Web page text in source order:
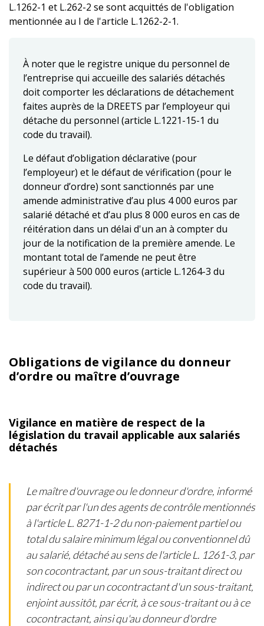
L.1262-1 et L.262-2 se sont acquittés de l'obligation
mentionnée au I de l'article L.1262-2-1.
À noter que le registre unique du personnel de
l’entreprise qui accueille des salariés détachés
doit comporter les déclarations de détachement
faites auprès de la DREETS par l’employeur qui
détache du personnel (article L.1221-15-1 du
code du travail).
Le défaut d’obligation déclarative (pour
l’employeur) et le défaut de vérification (pour le
donneur d’ordre) sont sanctionnés par une
amende administrative d’au plus 4 000 euros par
salarié détaché et d’au plus 8 000 euros en cas de
réitération dans un délai d'un an à compter du
jour de la notification de la première amende. Le
montant total de l’amende ne peut être
supérieur à 500 000 euros (article L.1264-3 du
code du travail).
Obligations de vigilance du donneur
d’ordre ou maître d’ouvrage
Vigilance en matière de respect de la
législation du travail applicable aux salariés
détachés
Le maître d'ouvrage ou le donneur d'ordre, informé
par écrit par l'un des agents de contrôle mentionnés
à l'article L. 8271-1-2 du non-paiement partiel ou
total du salaire minimum légal ou conventionnel dû
au salarié, détaché au sens de l'article L. 1261-3, par
son cocontractant, par un sous-traitant direct ou
indirect ou par un cocontractant d'un sous-traitant,
enjoint aussitôt, par écrit, à ce sous-traitant ou à ce
cocontractant, ainsi qu'au donneur d'ordre